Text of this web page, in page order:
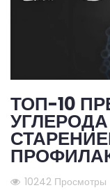
ТОП-10
10242 Просмотры